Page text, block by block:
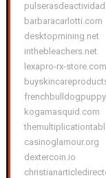
barbaracarlotti.com
desktopmining.net
inthebleachers.net
lexapro-rx-store.com
kogamasquid.com
casinoglamour.org
dextercoin.io